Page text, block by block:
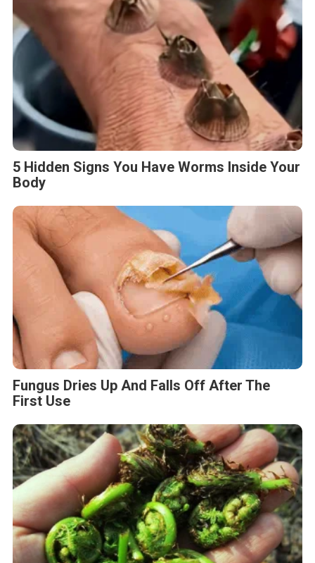
5 Hidden Signs You Have Worms Inside Your
Body
Fungus Dries Up And Falls Off After The
First Use